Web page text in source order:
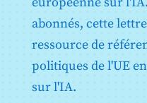
domaine de la liberté,
Annexe XI :
53, paragraphe 1,
destinée aux
général
Annexe XII :
abonnés, cette
ressource de
politiques de l'UE
sur l'IA.